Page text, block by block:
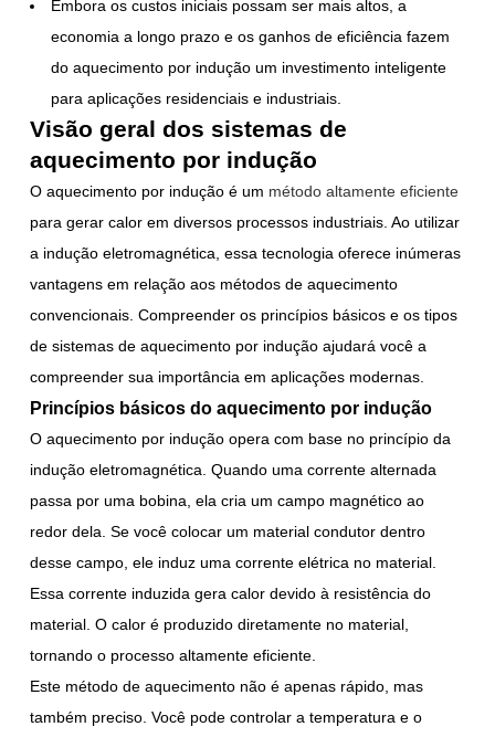
Embora os custos iniciais possam ser mais altos, a
economia a longo prazo e os ganhos de eficiência fazem
do aquecimento por indução um investimento inteligente
para aplicações residenciais e industriais.
Visão geral dos sistemas de
aquecimento por indução
O aquecimento por indução é um método altamente eficiente
para gerar calor em diversos processos industriais. Ao utilizar
a indução eletromagnética, essa tecnologia oferece inúmeras
vantagens em relação aos métodos de aquecimento
convencionais. Compreender os princípios básicos e os tipos
de sistemas de aquecimento por indução ajudará você a
compreender sua importância em aplicações modernas.
Princípios básicos do aquecimento por indução
O aquecimento por indução opera com base no princípio da
indução eletromagnética. Quando uma corrente alternada
passa por uma bobina, ela cria um campo magnético ao
redor dela. Se você colocar um material condutor dentro
desse campo, ele induz uma corrente elétrica no material.
Essa corrente induzida gera calor devido à resistência do
material. O calor é produzido diretamente no material,
tornando o processo altamente eficiente.
Este método de aquecimento não é apenas rápido, mas
também preciso. Você pode controlar a temperatura e o